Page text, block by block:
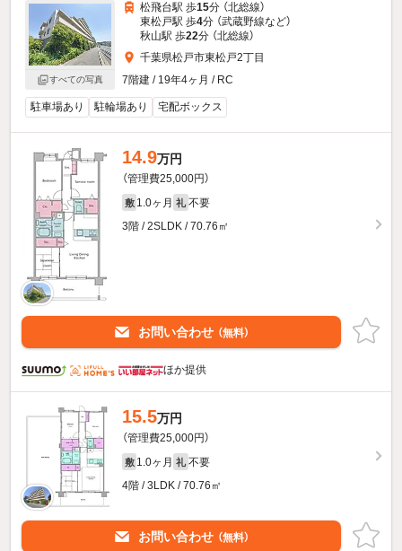
すべての写真
松飛台駅 歩15分 （北総線）
東松戸駅 歩4分 （武蔵野線など）
秋山駅 歩22分 （北総線）
千葉県松戸市東松戸2丁目
7階建 / 19年4ヶ月 / RC
駐車場あり 駐輪場あり 宅配ボックス
14.9万円
（管理費25,000円）
敷 1.0ヶ月 礼 不要
3階 / 2SLDK / 70.76㎡
お問い合わせ （無料）
ほか提供
15.5万円
（管理費25,000円）
敷 1.0ヶ月 礼 不要
4階 / 3LDK / 70.76㎡
お問い合わせ （無料）